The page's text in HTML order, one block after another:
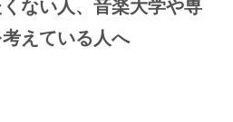
ない人、音楽大学や専
えている人へ